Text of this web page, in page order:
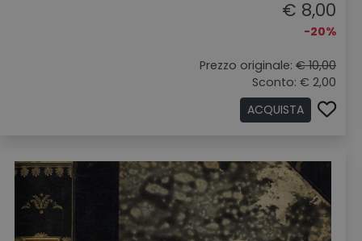
€ 8,00
-20%
Prezzo originale: € 10,00
Sconto: € 2,00
ACQUISTA